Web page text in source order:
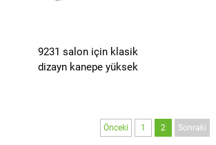
9231 salon için klasik
dizayn kanepe yüksek
Önceki 1 2 Sonraki